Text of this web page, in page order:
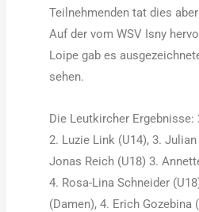
Teilnehmenden tat dies
Auf der vom WSV Isny
Loipe gab es
sehen.
Die Leutkircher Ergebnisse:
2. Luzie Link (U14), 3.
Jonas Reich (U18) 3.
4. Rosa-Lina Schneider
(Damen), 4. Erich Gozebina